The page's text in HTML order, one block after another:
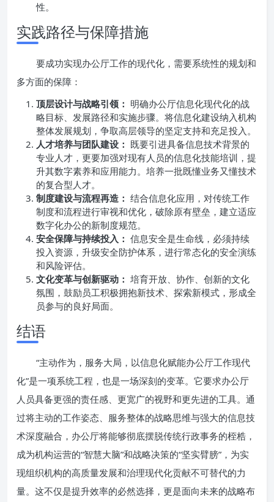
性。
实践路径与保障措施
要成功实现办公厅工作的现代化，需要系统性的规划和
多方面的保障：
顶层设计与战略引领： 明确办公厅信息化现代化的战
略目标、发展路径和实施步骤。将信息化建设纳入机构
整体发展规划，争取高层领导的坚定支持和充足投入。
人才培养与团队建设： 既要引进具备信息技术背景的
专业人才，更要加强对现有人员的信息化技能培训，提
升其数字素养和应用能力。培养一批既懂业务又懂技术
的复合型人才。
制度建设与流程再造： 结合信息化应用，对传统工作
制度和流程进行审视和优化，破除原有壁垒，建立适应
数字化办公的新制度规范。
安全保障与持续投入： 信息安全是生命线，必须持续
投入资源，升级安全防护体系，进行常态化的安全演练
和风险评估。
文化变革与创新驱动： 培育开放、协作、创新的文化
氛围，鼓励员工积极拥抱新技术、探索新模式，形成全
员参与的良好局面。
结语
“主动作为，服务大局，以信息化赋能办公厅工作现代
化”是一项系统工程，也是一场深刻的变革。它要求办公厅
人员具备更强的责任感、更宽广的视野和更先进的工具。通
过将主动的工作姿态、服务整体的战略思维与强大的信息技
术深度融合，办公厅将能够彻底摆脱传统行政事务的桎梏，
成为机构运营的“智慧大脑”和战略决策的“坚实臂膀”，为实
现组织机构的高质量发展和治理现代化贡献不可替代的力
量。这不仅是提升效率的必然选择，更是面向未来的战略布